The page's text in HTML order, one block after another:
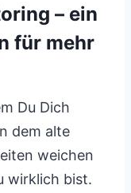
– ein
für mehr
Du Dich
dem alte
weichen
wirklich bist.